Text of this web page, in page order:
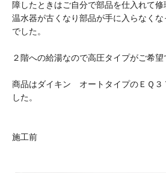
障したときはご自分で部品を仕入れて
温水器が古くなり部品が手に入らなくな
でした。
２階への給湯なので高圧タイプがご希望
商品はダイキン オートタイプのＥＱ３
した。
施工前